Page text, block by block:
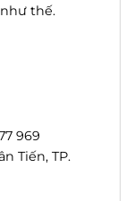
thế.
969
Tiến, TP.